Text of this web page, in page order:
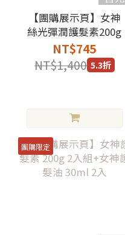
【團購展示頁】女神
絲光彈潤護髮素200g
NT$745
NT$1,400 5.3折
團購限定